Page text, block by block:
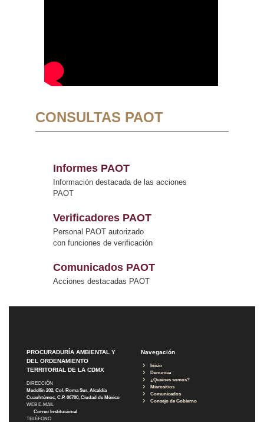
CONSULTAS PAOT
Informes PAOT
Información destacada de las acciones
PAOT
Verificadores PAOT
Personal PAOT autorizado
con funciones de verificación
Comunicados PAOT
Acciones destacadas PAOT
PROCURADURÍA AMBIENTAL Y
DEL ORDENAMIENTO
TERRITORIAL DE LA CDMX
DIRECCIÓN
Medellín 202, Col. Roma Sur, Alcaldía
Cuauhtémoc, C.P. 06700, Ciudad de México
WEB E-MAIL
Correo Institucional
TELÉFONO
Navegación
Inicio
Denuncia
¿Quiénes somos?
Micrositios
Comunicados
Consejo de Gobierno